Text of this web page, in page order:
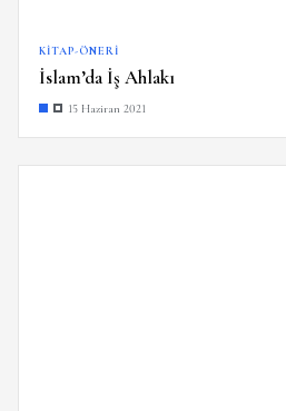
KITAP-ÖNERI
İslam’da İş Ahlakı
15 Haziran 2021